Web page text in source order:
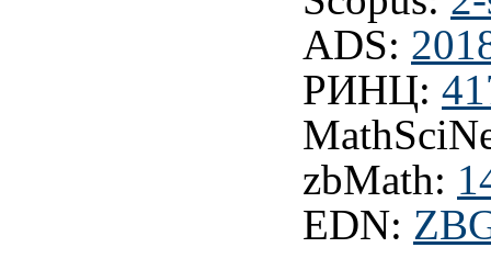
ADS:
РИНЦ:
zbMath:
EDN: